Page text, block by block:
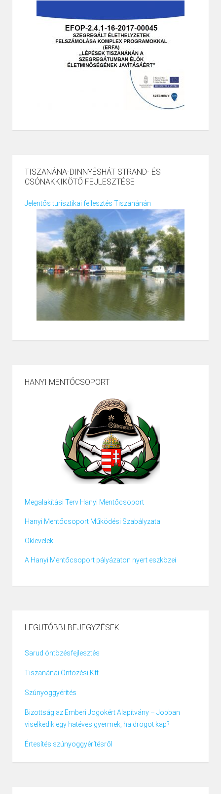
TISZANÁNA-DINNYÉSHÁT STRAND- ÉS
CSÓNAKKIKÖTŐ FEJLESZTÉSE
Jelentős turisztikai fejlesztés Tiszanánán
HANYI MENTŐCSOPORT
Megalakítási Terv Hanyi Mentőcsoport
Hanyi Mentőcsoport Működési Szabályzata
Oklevelek
A Hanyi Mentőcsoport pályázaton nyert eszközei
LEGUTÓBBI BEJEGYZÉSEK
Sarud öntözésfejlesztés
Tiszanánai Öntözési Kft.
Szúnyoggyérítés
Bizottság az Emberi Jogokért Alapítvány – Jobban
viselkedik egy hatéves gyermek, ha drogot kap?
Értesítés szúnyoggyérítésről